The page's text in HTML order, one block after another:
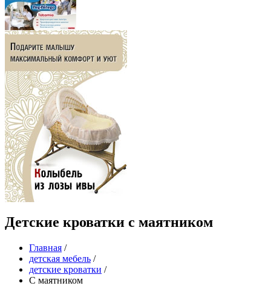
Детские кроватки с маятником
Главная /
детская мебель /
детские кроватки /
С маятником